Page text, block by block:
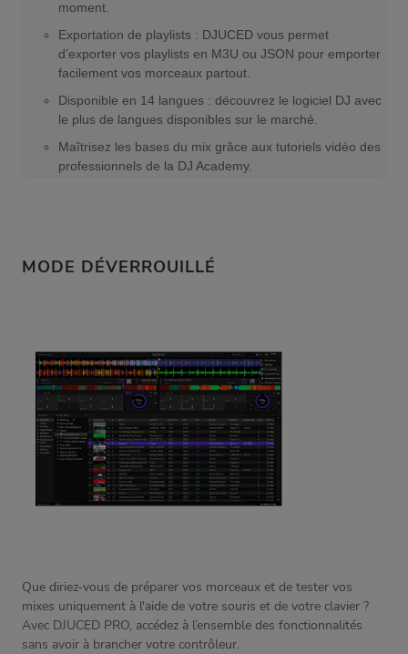
moment.
Exportation de playlists : DJUCED vous permet
d’exporter vos playlists en M3U ou JSON pour emporter
facilement vos morceaux partout.
Disponible en 14 langues : découvrez le logiciel DJ avec
le plus de langues disponibles sur le marché.
Maîtrisez les bases du mix grâce aux tutoriels vidéo des
professionnels de la DJ Academy.
MODE DÉVERROUILLÉ
Que diriez-vous de préparer vos morceaux et de tester vos
mixes uniquement à l'aide de votre souris et de votre clavier ?
Avec DJUCED PRO, accédez à l’ensemble des fonctionnalités
sans avoir à brancher votre contrôleur.